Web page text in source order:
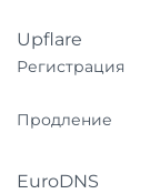
Upflare
Регистрация
Продление
EuroDNS